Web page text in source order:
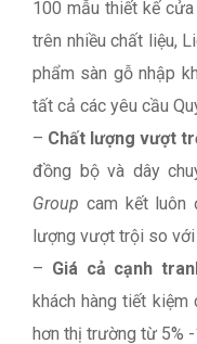
100 mẫu thiết kế
trên nhiều chất liệu,
phẩm sàn gỗ nhập
tất cả các yêu cầu
– Chất lượng vượt
đồng bộ và dây
Group cam kết luôn
lượng vượt trội so với
– Giá cả cạnh
khách hàng tiết
hơn thị trường từ 5% -